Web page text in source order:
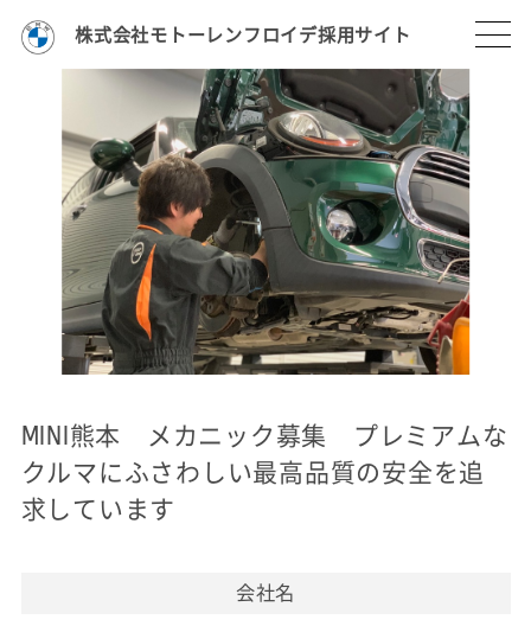
株式会社モトーレンフロイデ採用サイト
MINI熊本 メカニック募集 プレミアムな
クルマにふさわしい最高品質の安全を追
求しています
会社名